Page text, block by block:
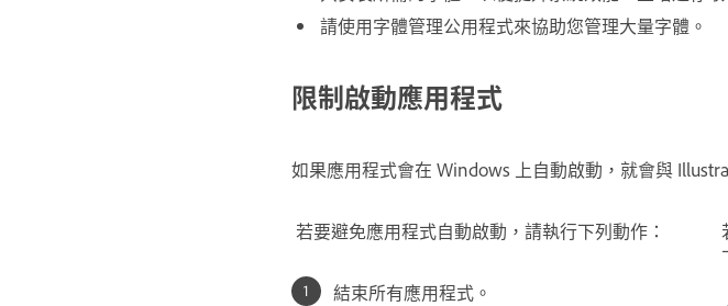
請使用字體管理公用程式來協助您管理大量字體。
限制啟動應用程式
如果應用程式會在 Windows 上自動啟動，就會與
若要避免應用程式自動啟動，請執行下列動作：
結束所有應用程式。